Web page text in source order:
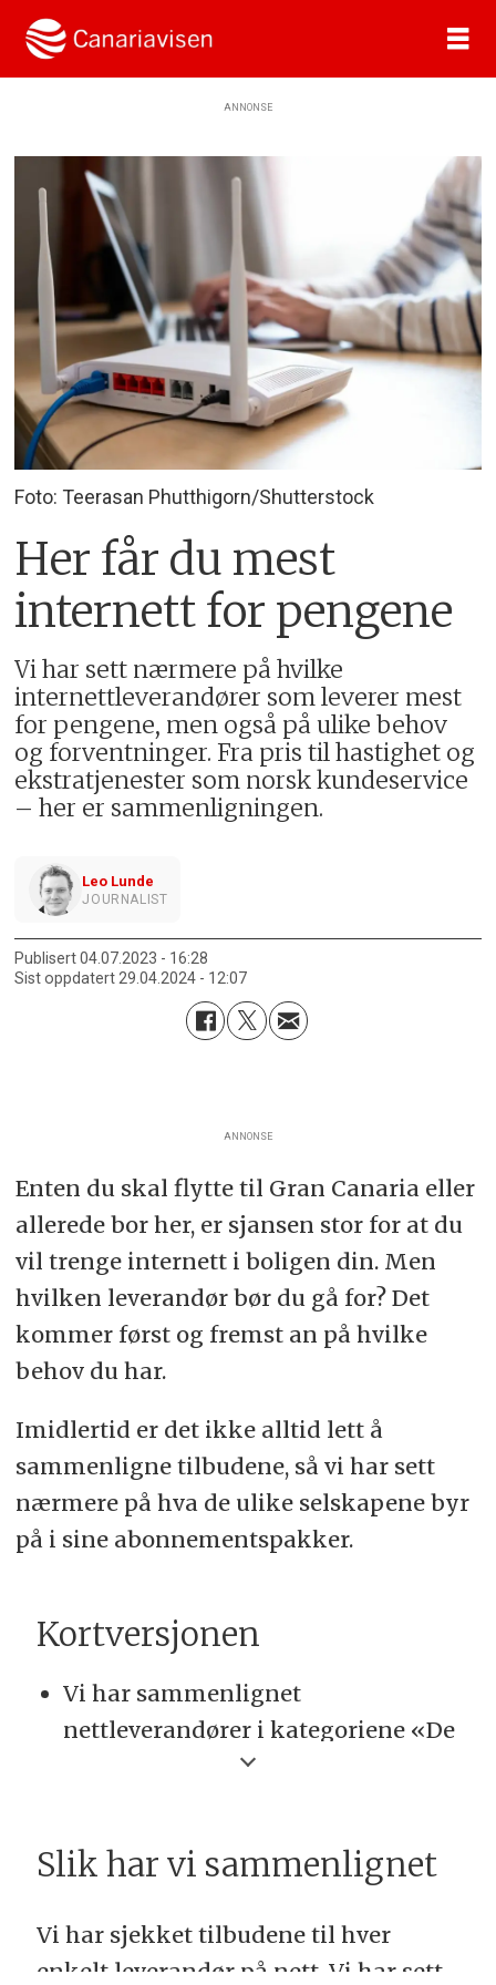
ANNONSE
Foto: Teerasan Phutthigorn/Shutterstock
Her får du mest
internett for pengene
Vi har sett nærmere på hvilke
internettleverandører som leverer mest
for pengene, men også på ulike behov
og forventninger. Fra pris til hastighet og
ekstratjenester som norsk kundeservice
– her er sammenligningen.
Leo Lunde
JOURNALIST
Publisert
04.07.2023 - 16:28
Sist oppdatert
29.04.2024 - 12:07
ANNONSE
Enten du skal flytte til Gran Canaria eller
allerede bor her, er sjansen stor for at du
vil trenge internett i boligen din. Men
hvilken leverandør bør du gå for? Det
kommer først og fremst an på hvilke
behov du har.
Imidlertid er det ikke alltid lett å
sammenligne tilbudene, så vi har sett
nærmere på hva de ulike selskapene byr
på i sine abonnementspakker.
Kortversjonen
Vi har sammenlignet
nettleverandører i kategoriene «De
store», «Utfordrere» og «De
Blant de store stikker Movistar av
med en knapp seier. De har det
beste nettet og konkurrerer
effektivt på pris.
Slik har vi sammenlignet
Vi har sjekket tilbudene til hver
enkelt leverandør på nett. Vi har sett